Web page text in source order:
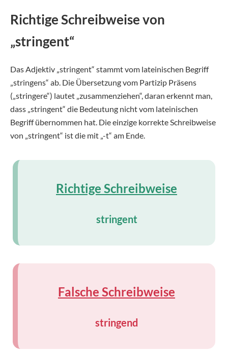
Richtige Schreibweise von
„stringent“
Das Adjektiv „stringent“ stammt vom lateinischen Begriff
„stringens“ ab. Die Übersetzung vom Partizip Präsens
(„stringere“) lautet „zusammenziehen“, daran erkennt man,
dass „stringent“ die Bedeutung nicht vom lateinischen
Begriff übernommen hat. Die einzige korrekte Schreibweise
von „stringent“ ist die mit „-t“ am Ende.
Richtige Schreibweise
stringent
Falsche Schreibweise
stringend